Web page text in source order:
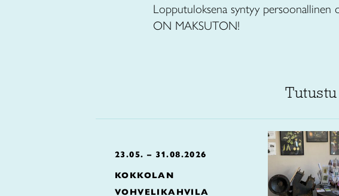
Lopputuloksena syntyy persoonallinen
ON MAKSUTON!
23.05. – 31.08.2026
KOKKOLAN
VOHVELIKAHVILA